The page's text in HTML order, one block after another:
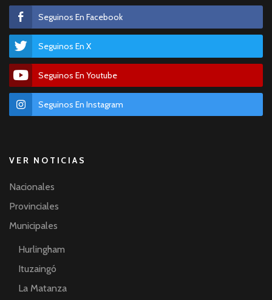
Seguinos En Facebook
Seguinos En X
Seguinos En Youtube
Seguinos En Instagram
VER NOTICIAS
Nacionales
Provinciales
Municipales
Hurlingham
Ituzaingó
La Matanza